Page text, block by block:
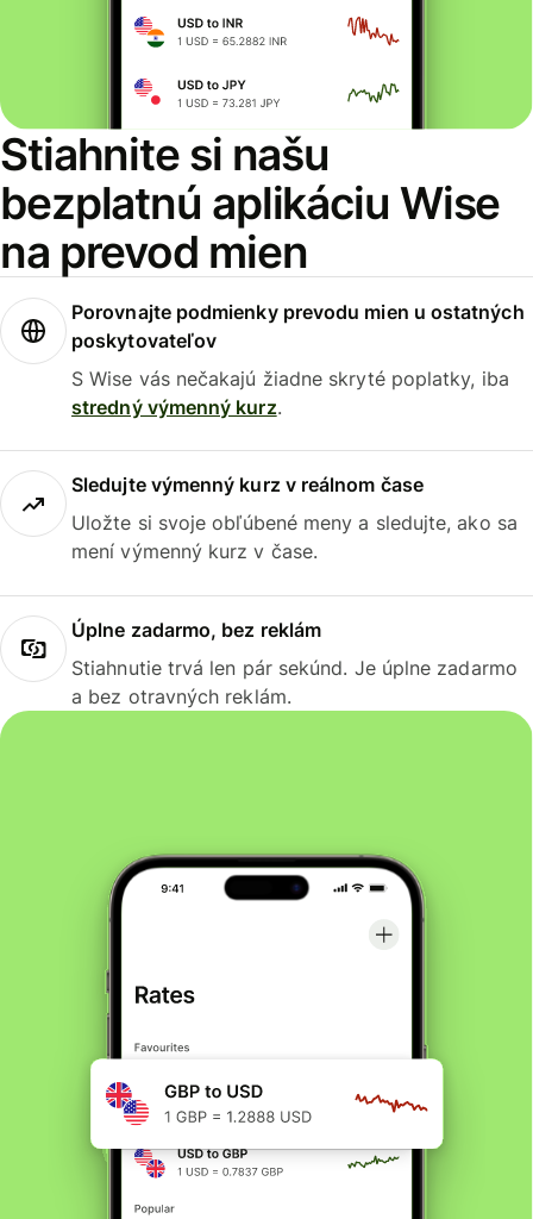
Stiahnite si našu
bezplatnú aplikáciu Wise
na prevod mien
Porovnajte podmienky prevodu mien u ostatných
poskytovateľov
S Wise vás nečakajú žiadne skryté poplatky, iba
stredný výmenný kurz.
Sledujte výmenný kurz v reálnom čase
Uložte si svoje obľúbené meny a sledujte, ako sa
mení výmenný kurz v čase.
Úplne zadarmo, bez reklám
Stiahnutie trvá len pár sekúnd. Je úplne zadarmo
a bez otravných reklám.